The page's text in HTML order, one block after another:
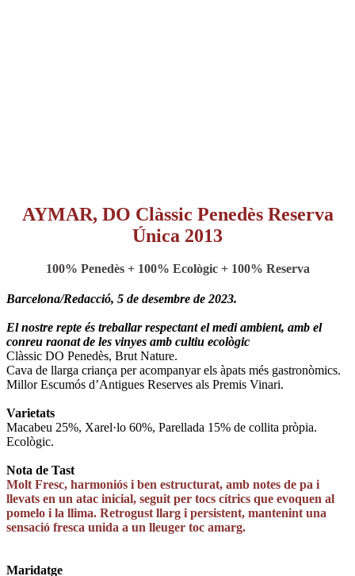
AYMAR, DO Clàssic Penedès Reserva
Única 2013
100% Penedès + 100% Ecològic + 100% Reserva
Barcelona/Redacció, 5 de desembre de 2023.
El nostre repte és treballar respectant el medi ambient, amb el
conreu raonat de les vinyes amb cultiu ecològic
Clàssic DO Penedès, Brut Nature.
Cava de llarga criança per acompanyar els àpats més gastronòmics.
Millor Escumós d’Antigues Reserves als Premis Vinari.
Varietats
Macabeu 25%, Xarel·lo 60%, Parellada 15% de collita pròpia.
Ecològic.
Nota de Tast
Molt Fresc, harmoniós i ben estructurat, amb notes de pa i
llevats en un atac inicial, seguit per tocs cítrics que evoquen al
pomelo i la llima. Retrogust llarg i persistent, mantenint una
sensació fresca unida a un lleuger toc amarg.
Maridatge